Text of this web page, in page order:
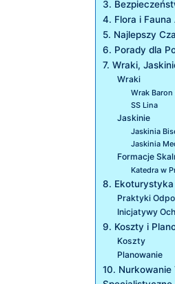
3.
4. Flora i Fauna
5. Najlepszy
6. Porady dla
7. Wraki,
Wraki
Wrak Baron
SS Lina
Jaskinie
Jaskinia
Jaskinia
Formacje
Katedra w
8. Ekoturystyka
Praktyki
Inicjatywy
9. Koszty i
Koszty
Planowanie
10. Nurkowanie